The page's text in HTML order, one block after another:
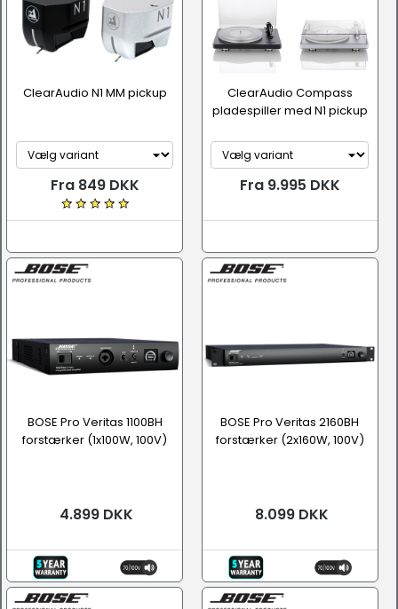
ClearAudio N1 MM pickup
Fra 849 DKK
ClearAudio Compass
pladespiller med N1 pickup
Fra 9.995 DKK
BOSE Pro Veritas 1100BH
forstærker (1x100W, 100V)
4.899 DKK
BOSE Pro Veritas 2160BH
forstærker (2x160W, 100V)
8.099 DKK